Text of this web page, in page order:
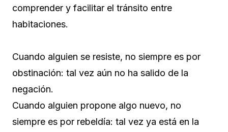
comprender y facilitar el tránsito entre
habitaciones.
Cuando alguien se resiste, no siempre es por
obstinación: tal vez aún no ha salido de la
negación.
Cuando alguien propone algo nuevo, no
siempre es por rebeldía: tal vez ya está en la